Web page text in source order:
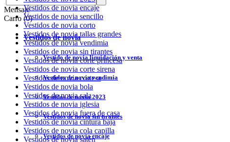
Mensaje
Carro (0)
Vestidos de novia
Vestido de novia liquidación y venta
Vestidos de novia vendimia
Vestidos de novia 2023
Vestidos de novia sin tirantes
Vestidos de novia encaje
Vestidos de novia encaje
Vestidos de novia sencillo
Vestidos de novia corto
Vestidos de novia tallas grandes
Vestidos de novia vendimia
Vestidos de novia sin tirantes
Vestidos de novia corte princesa
Vestidos de novia corte sirena
Vestidos de novia corte-a
Vestidos de novia bola
Vestidos de novia sala
Vestidos de novia iglesia
Vestidos de novia fuera de casa
Vestidos de novia cintura baja
Vestidos de novia cola capilla
Vestidos de novia satén